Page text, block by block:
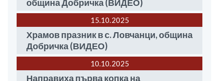
община Добричка (ВИДЕО)
15.10 2025
Храмов празник в с. Ловчанци, община
Добричка (ВИДЕО)
10.10 2025
Направиха първа копка на